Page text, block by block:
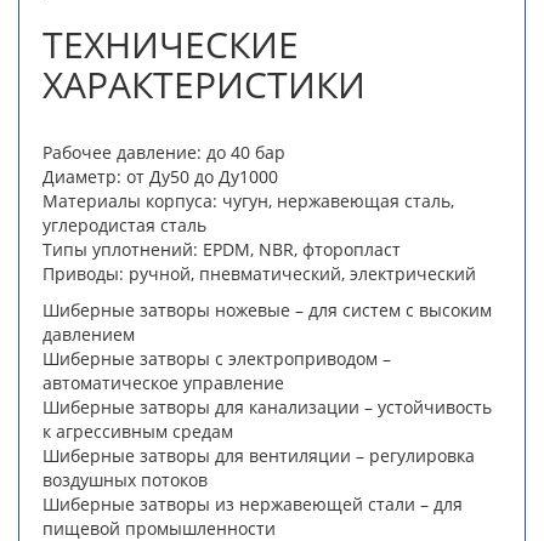
ТЕХНИЧЕСКИЕ
ХАРАКТЕРИСТИКИ
Рабочее давление: до 40 бар
Диаметр: от Ду50 до Ду1000
Материалы корпуса: чугун, нержавеющая сталь,
углеродистая сталь
Типы уплотнений: EPDM, NBR, фторопласт
Приводы: ручной, пневматический, электрический
Шиберные затворы ножевые – для систем с высоким
давлением
Шиберные затворы с электроприводом –
автоматическое управление
Шиберные затворы для канализации – устойчивость
к агрессивным средам
Шиберные затворы для вентиляции – регулировка
воздушных потоков
Шиберные затворы из нержавеющей стали – для
пищевой промышленности